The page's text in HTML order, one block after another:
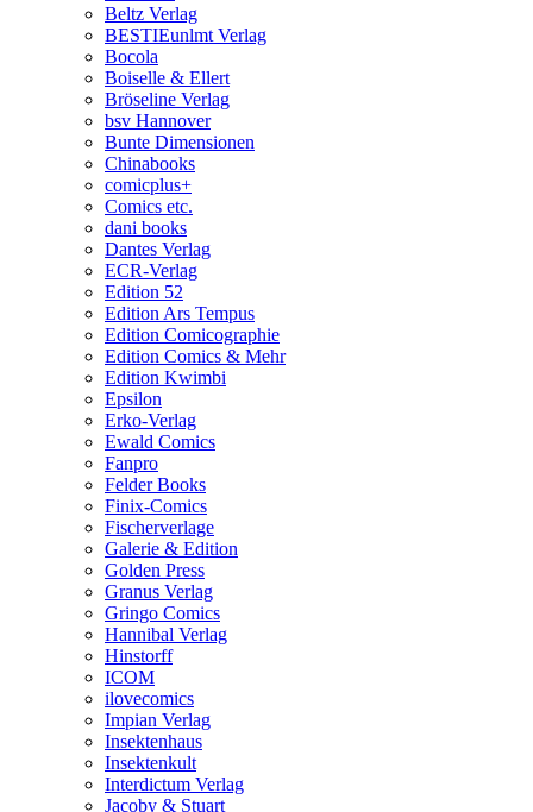
Beltz Verlag
BESTIEunlmt Verlag
Bocola
Boiselle & Ellert
Bröseline Verlag
bsv Hannover
Bunte Dimensionen
Chinabooks
comicplus+
Comics etc.
dani books
Dantes Verlag
ECR-Verlag
Edition 52
Edition Ars Tempus
Edition Comicographie
Edition Comics & Mehr
Edition Kwimbi
Epsilon
Erko-Verlag
Ewald Comics
Fanpro
Felder Books
Finix-Comics
Fischerverlage
Galerie & Edition
Golden Press
Granus Verlag
Gringo Comics
Hannibal Verlag
Hinstorff
ICOM
ilovecomics
Impian Verlag
Insektenhaus
Insektenkult
Interdictum Verlag
Jacoby & Stuart